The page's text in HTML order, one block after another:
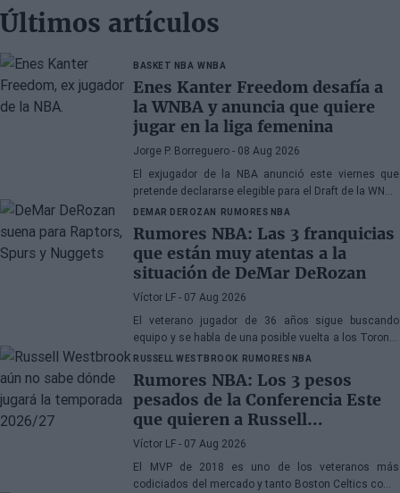
Últimos artículos
BASKET NBA WNBA
Enes Kanter Freedom desafía a
la WNBA y anuncia que quiere
jugar en la liga femenina
Jorge P. Borreguero - 08 Aug 2026
El exjugador de la NBA anunció este viernes que
pretende declararse elegible para el Draft de la WNBA
de 2027
DEMAR DEROZAN RUMORES NBA
Rumores NBA: Las 3 franquicias
que están muy atentas a la
situación de DeMar DeRozan
Víctor LF - 07 Aug 2026
El veterano jugador de 36 años sigue buscando
equipo y se habla de una posible vuelta a los Toronto
Raptors o San Antonio Spurs, mientras Denver
Nuggets también forma parte de la ecuación
RUSSELL WESTBROOK RUMORES NBA
Rumores NBA: Los 3 pesos
pesados de la Conferencia Este
que quieren a Russell
Westbrook
Víctor LF - 07 Aug 2026
El MVP de 2018 es uno de los veteranos más
codiciados del mercado y tanto Boston Celtics como